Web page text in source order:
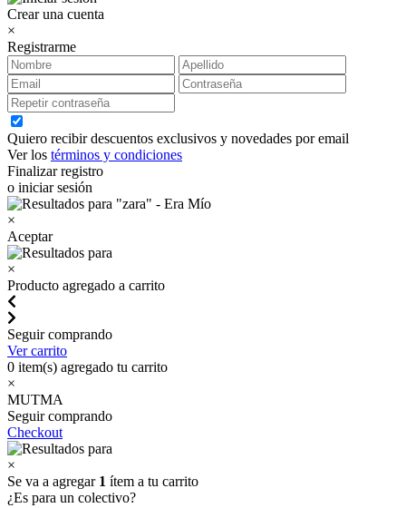
Crear una cuenta
×
Registrarme
Quiero recibir descuentos exclusivos y novedades por email
Ver los términos y condiciones
Finalizar registro
o iniciar sesión
×
Aceptar
×
Producto agregado a carrito
Seguir comprando
Ver carrito
0 item(s) agregado tu carrito
×
MUTMA
Seguir comprando
Checkout
×
Se va a agregar 1 ítem a tu carrito
¿Es para un colectivo?